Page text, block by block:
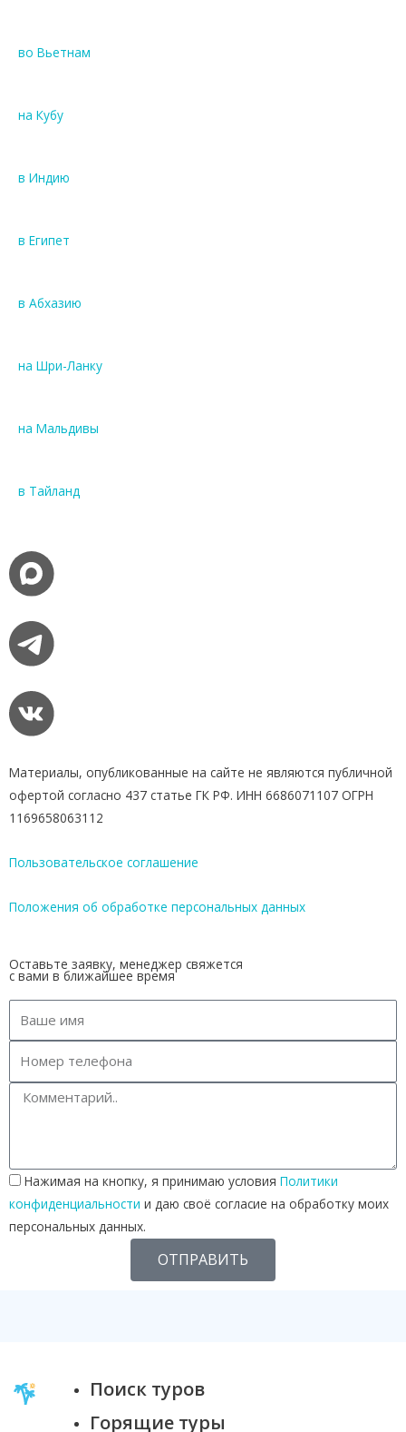
во Вьетнам
на Кубу
в Индию
в Египет
в Абхазию
на Шри-Ланку
на Мальдивы
в Тайланд
Материалы, опубликованные на сайте не являются публичной
офертой согласно 437 статье ГК РФ. ИНН 6686071107 ОГРН
1169658063112
Пользовательское соглашение
Положения об обработке персональных данных
Оставьте заявку, менеджер свяжется
с вами в ближайшее время
Нажимая на кнопку, я принимаю условия Политики
конфиденциальности и даю своё согласие на обработку моих
персональных данных.
ОТПРАВИТЬ
Поиск туров
Горящие туры